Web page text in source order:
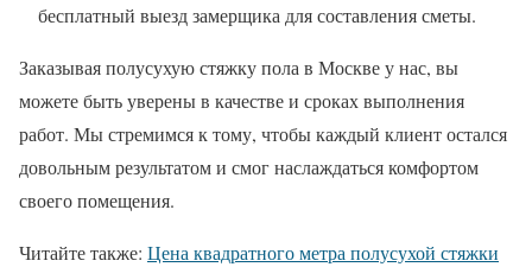
бесплатный выезд замерщика для составления сметы.
Заказывая полусухую стяжку пола в Москве у нас, вы
можете быть уверены в качестве и сроках выполнения
работ. Мы стремимся к тому, чтобы каждый клиент остался
довольным результатом и смог наслаждаться комфортом
своего помещения.
Читайте также: Цена квадратного метра полусухой стяжки